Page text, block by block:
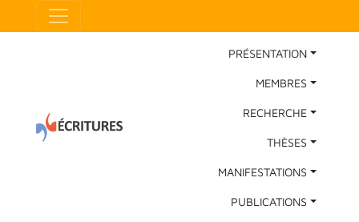
Aller au contenu principal
Main Navigation
PRÉSENTATION
MEMBRES
RECHERCHE
THÈSES
MANIFESTATIONS
PUBLICATIONS
Panneau de gestion des cookies